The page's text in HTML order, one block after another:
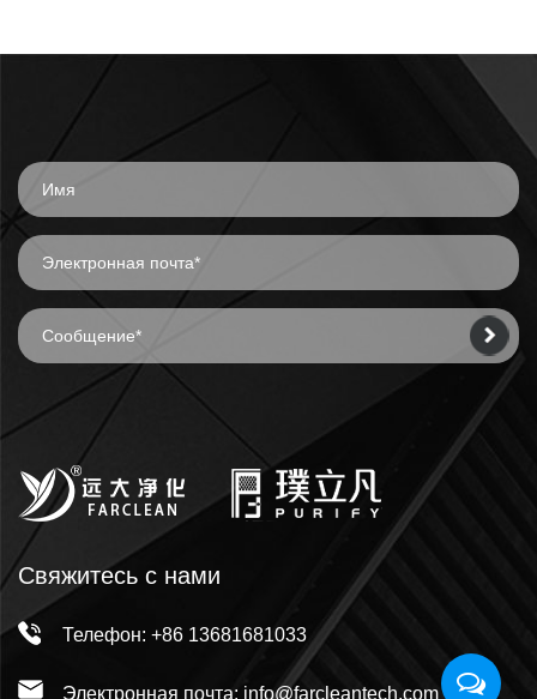
Свяжитесь с нами
Телефон: +86 13681681033
Электронная почта: info@farcleantech.com